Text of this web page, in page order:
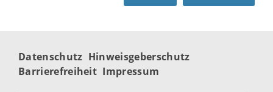
Datenschutz Hinweisgeberschutz
Barrierefreiheit Impressum